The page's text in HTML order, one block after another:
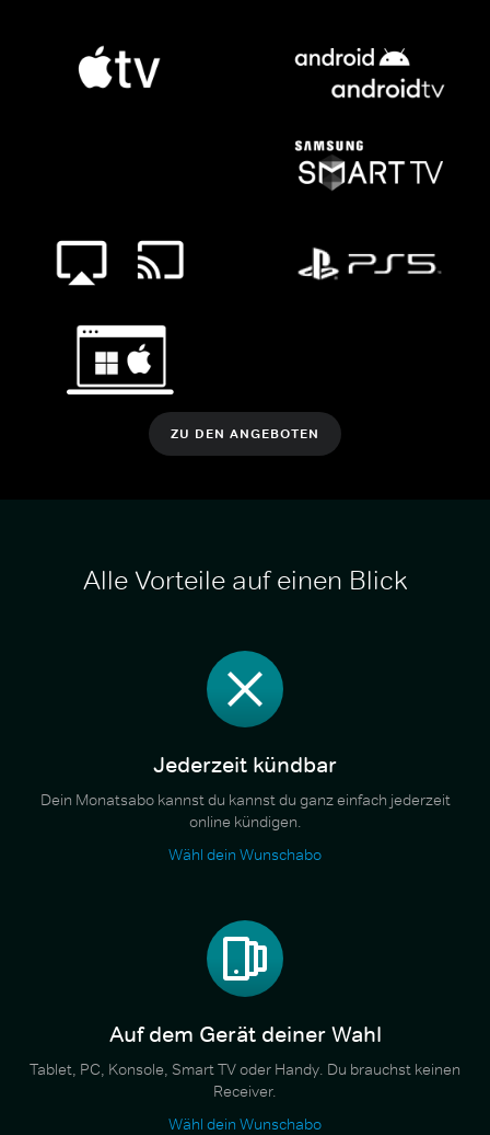
ZU DEN ANGEBOTEN
Alle Vorteile auf einen Blick
Jederzeit kündbar
Dein Monatsabo kannst du kannst du ganz einfach jederzeit
online kündigen.
Wähl dein Wunschabo
Auf dem Gerät deiner Wahl
Tablet, PC, Konsole, Smart TV oder Handy. Du brauchst keinen
Receiver.
Wähl dein Wunschabo